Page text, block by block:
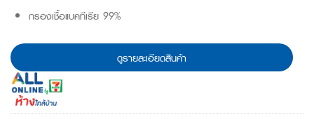
กรองเชื้อแบคทีเรีย 99%
ดูรายละเอียดสินค้า